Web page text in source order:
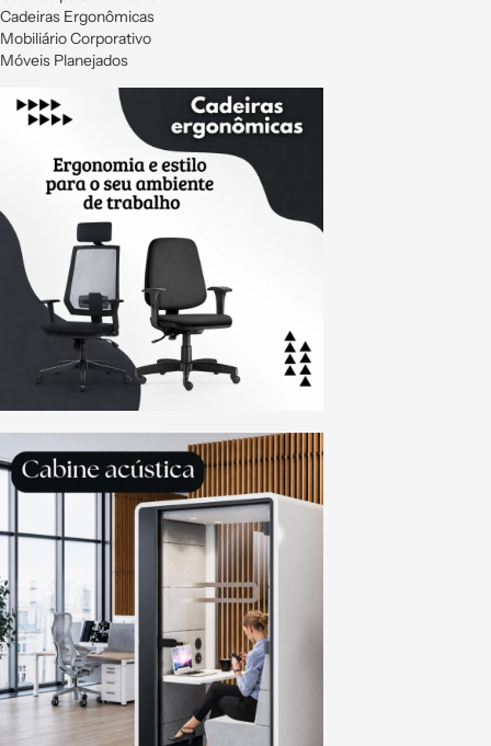
Cadeiras Ergonômicas
Mobiliário Corporativo
Móveis Planejados